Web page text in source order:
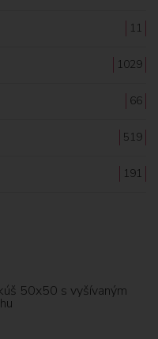
11
1029
66
519
191
50x50 s vyšívaným